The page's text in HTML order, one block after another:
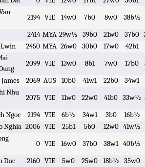
2194 VIE 14w0 7b0 8w0 38b½
2414 MYA 29w½ 39b0 21w0 37b0
Lwin 2450 MYA 26w0 30b0 17w0 42b1
2099 VIE 13w0 8b1 7w0 17b0
2069 AUS 10b0 41w1 22b0 34w1
Nhu
2075 VIE 11w0 22w0 41b0 33w½
Ngoc 2194 VIE 6b½ 34w1 3b0 16b½
Nghia 2006 VIE 25b1 5b0 12w0 41w½
0 VIE 16w0 37b0 38w1 40b½
Duc 2160 VIE 5w0 25w0 18b½ 35w0